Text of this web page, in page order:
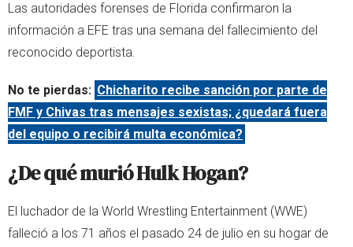
Las autoridades forenses de Florida confirmaron la
información a EFE tras una semana del fallecimiento del
reconocido deportista.
No te pierdas: Chicharito recibe sanción por parte de
FMF y Chivas tras mensajes sexistas; ¿quedará fuera
del equipo o recibirá multa económica?
¿De qué murió Hulk Hogan?
El luchador de la World Wrestling Entertainment (WWE)
falleció a los 71 años el pasado 24 de julio en su hogar de